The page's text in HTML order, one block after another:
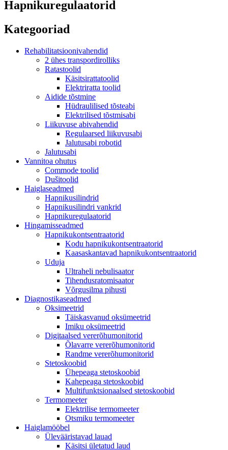
Hapnikuregulaatorid
Kategooriad
Rehabilitatsioonivahendid
2 ühes transpordirolliks
Ratastoolid
Käsitsirattatoolid
Elektriratta toolid
Aidide tõstmine
Hüdraulilised tõsteabi
Elektrilised tõstmisabi
Liikuvuse abivahendid
Regulaarsed liikuvusabi
Jalutusabi robotid
Jalutusabi
Vannitoa ohutus
Commode toolid
Dušitoolid
Haiglaseadmed
Hapnikusilindrid
Hapnikusilindri vankrid
Hapnikuregulaatorid
Hingamisseadmed
Hapnikukontsentraatorid
Kodu hapnikukontsentraatorid
Kaasaskantavad hapnikukontsentraatorid
Uduja
Ultraheli nebulisaator
Tihendusratomisaator
Võrgusilma pihusti
Diagnostikaseadmed
Oksimeetrid
Täiskasvanud oksümeetrid
Imiku oksümeetrid
Digitaalsed vererõhumonitorid
Õlavarre vererõhumonitorid
Randme vererõhumonitorid
Stetoskoobid
Ühepeaga stetoskoobid
Kahepeaga stetoskoobid
Multifunktsionaalsed stetoskoobid
Termomeeter
Elektrilise termomeeter
Otsmiku termomeeter
Haiglamööbel
Ülevääristavad lauad
Käsitsi ületatud laud